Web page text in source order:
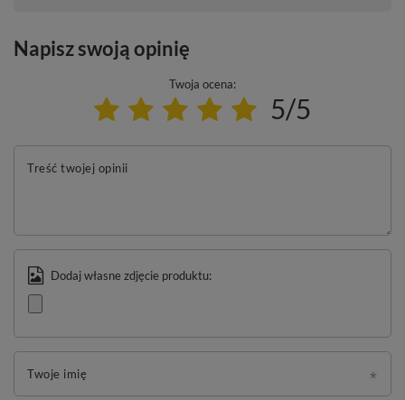
Napisz swoją opinię
Twoja ocena:
5/5
Treść twojej opinii
Dodaj własne zdjęcie produktu:
Twoje imię